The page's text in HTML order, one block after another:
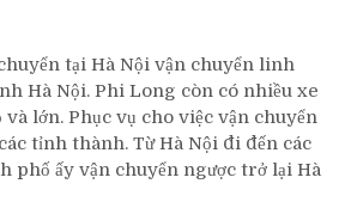
tại Hà Nội vận chuyển linh
Hà Nội. Phi Long còn có nhiều xe
lớn. Phục vụ cho việc vận chuyển
tỉnh thành. Từ Hà Nội đi đến các
phố ấy vận chuyển ngược trở lại Hà